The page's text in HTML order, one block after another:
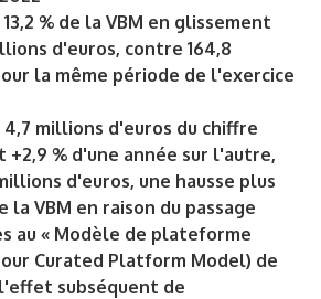
% de la VBM en glissement
d'euros, contre 164,8
la même période de l'exercice
millions d'euros du chiffre
% d'une année sur l'autre,
d'euros, une hausse plus
VBM en raison du passage
au « Modèle de plateforme
Curated Platform Model) de
subséquent de